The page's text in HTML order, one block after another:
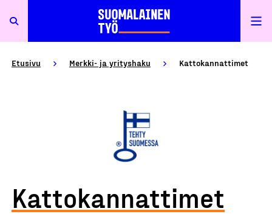
Etusivu Merkki- ja yrityshaku Kattokannattimet
Kattokannattimet